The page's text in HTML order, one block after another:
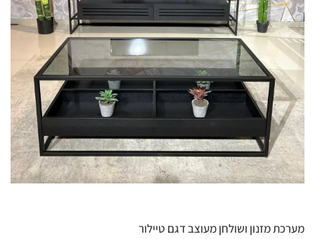
מערכת מזנון ושולחן מעוצב דגם טיילור